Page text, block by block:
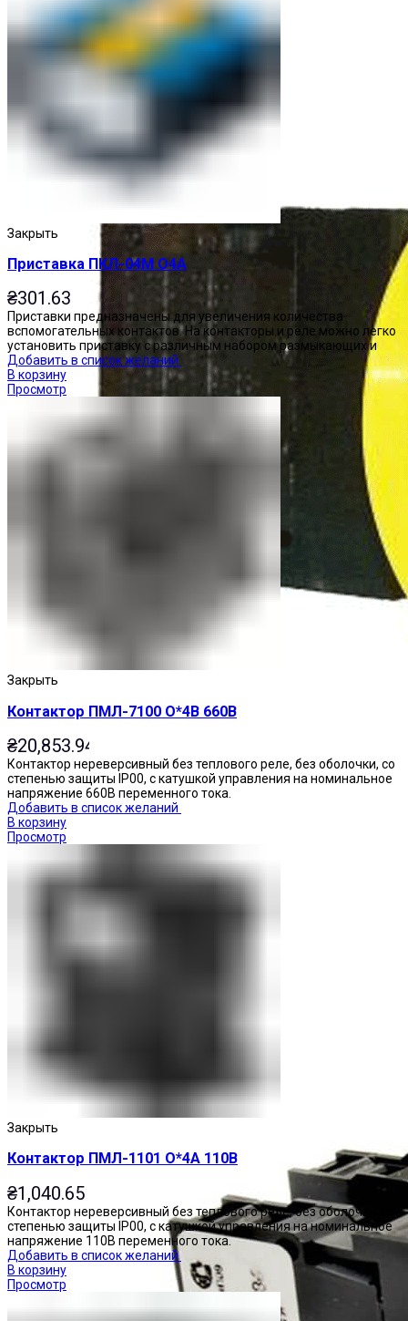
Кнопки нажимные
Закрыть
Приставка ПКЛ-04М О4А
₴301.63
Приставки предназначены для увеличения количества
вспомогательных контактов. На контакторы и реле можно легко
установить приставку с различным набором размыкающих и
Добавить в список желаний
В корзину
Просмотр
Закрыть
Контактор ПМЛ-7100 О*4В 660В
₴20,853.94
Контактор нереверсивный без теплового реле, без оболочки, со
степенью защиты IP00, с катушкой управления на номинальное
напряжение 660В переменного тока.
Добавить в список желаний
В корзину
Просмотр
Закрыть
Контактор ПМЛ-1101 О*4А 110В
₴1,040.65
Контактор нереверсивный без теплового реле, без оболочки, со
степенью защиты IP00, с катушкой управления на номинальное
напряжение 110В переменного тока.
Добавить в список желаний
В корзину
Просмотр